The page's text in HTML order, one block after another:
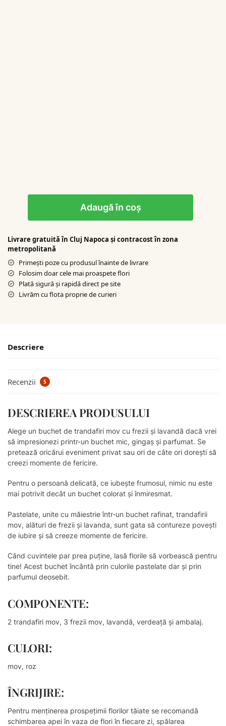
Adaugă în coș
Livrare gratuită în Cluj Napoca şi contracost în zona
metropolitană
Primești poze cu produsul înainte de livrare
Folosim doar cele mai proaspete flori
Plată sigură şi rapidă direct pe site
Livrăm cu flota proprie de curieri
Descriere
Recenzii 5
DESCRIEREA PRODUSULUI
Alege un buchet de trandafiri mov cu frezii și lavandă dacă vrei
să impresionezi printr-un buchet mic, gingaș și parfumat. Se
pretează oricărui eveniment privat sau ori de câte ori dorești să
creezi momente de fericire.
Pentru o persoană delicată, ce iubește frumosul, nimic nu este
mai potrivit decât un buchet colorat și înmiresmat.
Pastelate, unite cu măiestrie într-un buchet rafinat, trandafirii
mov, alături de frezii și lavanda, sunt gata să contureze povești
de iubire și să creeze momente de fericire.
Când cuvintele par prea puține, lasă florile să vorbească pentru
tine! Acest buchet încântă prin culorile pastelate dar și prin
parfumul deosebit.
COMPONENTE:
2 trandafiri mov, 3 frezii mov, lavandă, verdeață și ambalaj.
CULORI:
mov, roz
ÎNGRIJIRE:
Pentru menținerea prospețimii florilor tăiate se recomandă
schimbarea apei în vaza de flori în fiecare zi, spălarea